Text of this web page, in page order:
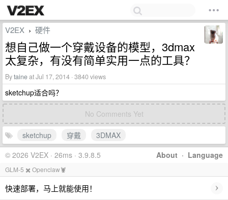
V2EX › 硬件
想自己做一个穿戴设备的模型，3dmax
太复杂，有没有简单实用一点的工具？
Bytaineat Jul 17, 2014 · 3840 views
sketchup适合吗？
No Comments Yet
sketchup 穿戴
3DMAX
About · Language
© 2026 V2EX · 26ms · 3.9.8.5
GLM-5 ✖️ Openclaw🦞
快速部署，马上就能使用！ ›